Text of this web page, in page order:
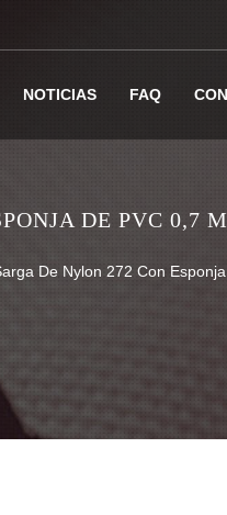
NOTICIAS FAQ
DE PVC 0,7
De Nylon 272 Con